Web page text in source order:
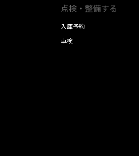
点検・整備する
入庫予約
車検